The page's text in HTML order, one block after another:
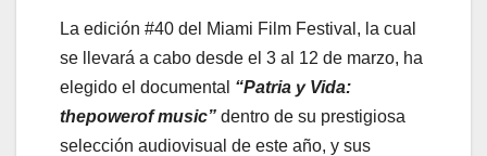
La edición #40 del Miami Film Festival, la cual
se llevará a cabo desde el 3 al 12 de marzo, ha
elegido el documental “Patria y Vida:
thepowerof music” dentro de su prestigiosa
selección audiovisual de este año, y sus